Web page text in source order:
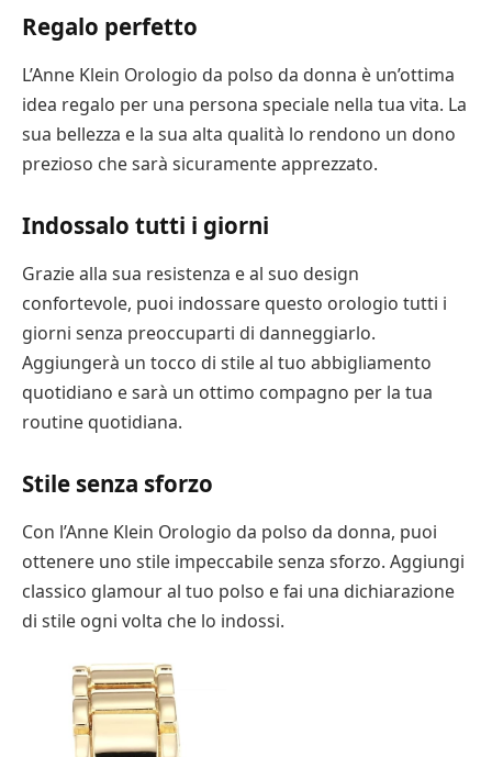
Regalo perfetto
L’Anne Klein Orologio da polso da donna è un’ottima
idea regalo per una persona speciale nella tua vita. La
sua bellezza e la sua alta qualità lo rendono un dono
prezioso che sarà sicuramente apprezzato.
Indossalo tutti i giorni
Grazie alla sua resistenza e al suo design
confortevole, puoi indossare questo orologio tutti i
giorni senza preoccuparti di danneggiarlo.
Aggiungerà un tocco di stile al tuo abbigliamento
quotidiano e sarà un ottimo compagno per la tua
routine quotidiana.
Stile senza sforzo
Con l’Anne Klein Orologio da polso da donna, puoi
ottenere uno stile impeccabile senza sforzo. Aggiungi
classico glamour al tuo polso e fai una dichiarazione
di stile ogni volta che lo indossi.